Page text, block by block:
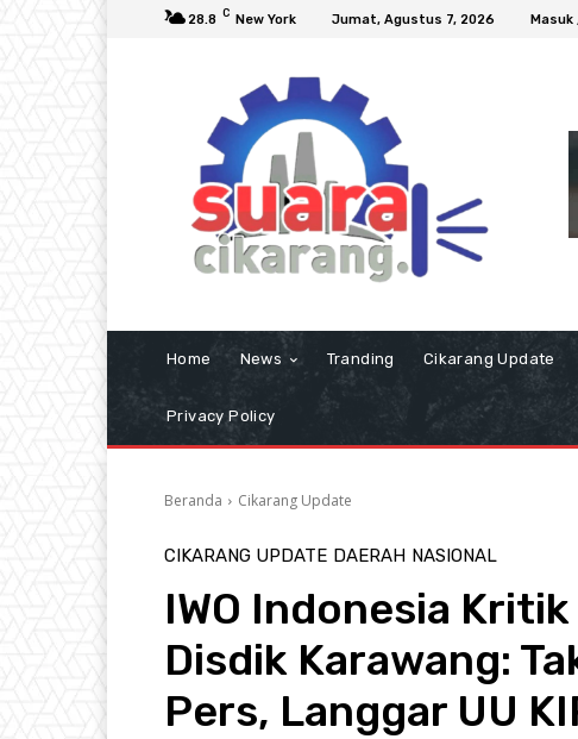
28.8 C New York Jumat, Agustus 7, 2026 Masuk
Home News Tranding Cikarang Update
Privacy Policy
Beranda Cikarang Update
CIKARANG UPDATE DAERAH NASIONAL
IWO Indonesia
Disdik Karawang:
Pers, Langgar UU